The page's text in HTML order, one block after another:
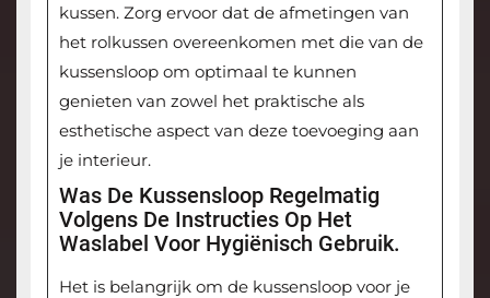
kussen. Zorg ervoor dat de afmetingen van
het rolkussen overeenkomen met die van de
kussensloop om optimaal te kunnen
genieten van zowel het praktische als
esthetische aspect van deze toevoeging aan
je interieur.
Was De Kussensloop Regelmatig
Volgens De Instructies Op Het
Waslabel Voor Hygiënisch Gebruik.
Het is belangrijk om de kussensloop voor je